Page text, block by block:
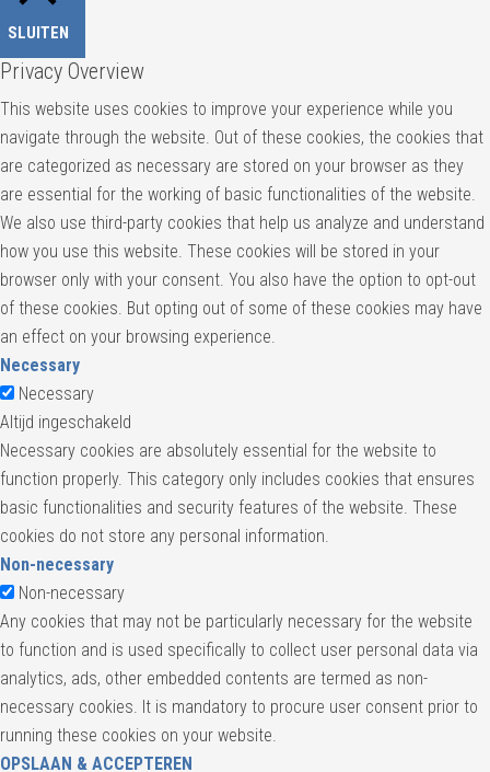
SLUITEN
Privacy Overview
This website uses cookies to improve your experience while you
navigate through the website. Out of these cookies, the cookies that
are categorized as necessary are stored on your browser as they
are essential for the working of basic functionalities of the website.
We also use third-party cookies that help us analyze and understand
how you use this website. These cookies will be stored in your
browser only with your consent. You also have the option to opt-out
of these cookies. But opting out of some of these cookies may have
an effect on your browsing experience.
Necessary
Necessary
Altijd ingeschakeld
Necessary cookies are absolutely essential for the website to
function properly. This category only includes cookies that ensures
basic functionalities and security features of the website. These
cookies do not store any personal information.
Non-necessary
Non-necessary
Any cookies that may not be particularly necessary for the website
to function and is used specifically to collect user personal data via
analytics, ads, other embedded contents are termed as non-
necessary cookies. It is mandatory to procure user consent prior to
running these cookies on your website.
OPSLAAN & ACCEPTEREN